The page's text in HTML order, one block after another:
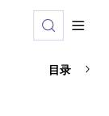
index is
目录